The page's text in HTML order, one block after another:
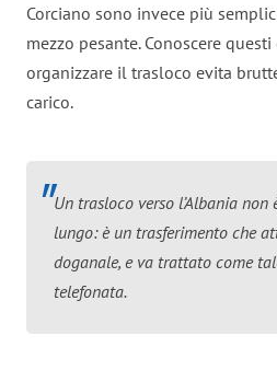
Corciano sono invece più
mezzo pesante. Conoscere
organizzare il trasloco evita
carico.
Un trasloco verso l’Albania
lungo: è un trasferimento che
doganale, e va trattato come
telefonata.